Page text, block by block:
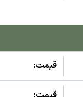
قیمت: